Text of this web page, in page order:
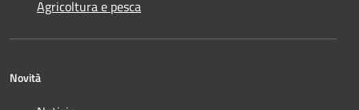
Agricoltura e pesca
Novità